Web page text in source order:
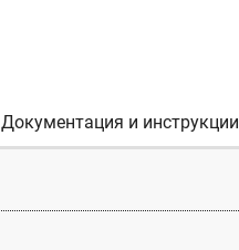
Документация и инструкции